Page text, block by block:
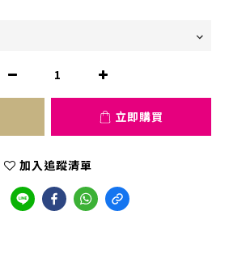
立即購買
加入追蹤清單